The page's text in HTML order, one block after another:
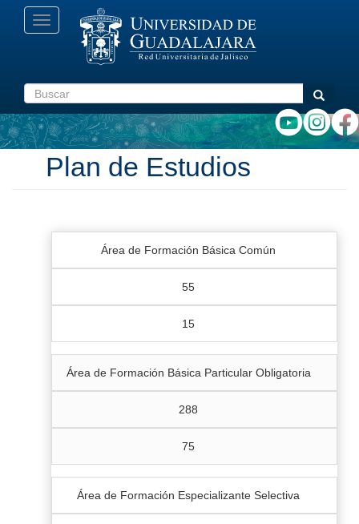
Pasar
Toggle
navigation
Buscar Buscar
Plan de Estudios
Área de Formación Básica Común
55
15
Área de Formación Básica Particular Obligatoria
288
75
Área de Formación Especializante Selectiva